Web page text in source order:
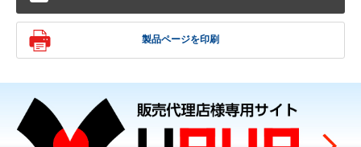
製品ページを印刷